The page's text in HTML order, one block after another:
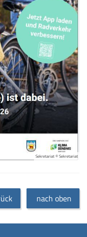
Sekretariat © Sekretariat
nach oben